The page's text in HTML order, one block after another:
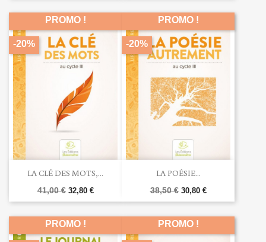
LA CLÉ DES MOTS,...
41,00 € 32,80 €
PROMO !
-20%
LA POÉSIE...
38,50 € 30,80 €
PROMO !
-20%
PROMO ! PROMO !